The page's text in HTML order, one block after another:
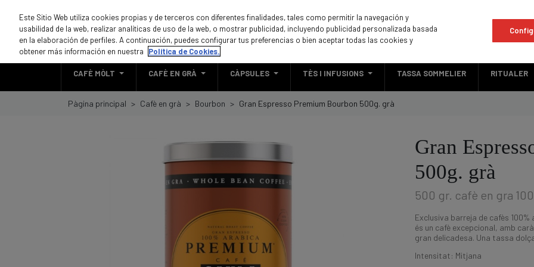
CAFÈ MÒLT CAFÈ EN GRÀ CÀPSULES TÈS I INFUSIONS TASSA SOMMELIER RITUALER
Pàgina principal Cafè en grà Bourbon Gran Espresso Premium Bourbon 500g. grà
Gran
500g. grà
500 gr. cafè en gra
Exclusiva barreja de cafès
és un cafè excepcional, amb
gran delicadesa. Una tassa
Intensitat: Mitjana
Este Sitio Web utiliza cookies propias y de terceros con diferentes finalidades, tales como permitir la navegación y
usabilidad de la web, realizar analíticas de uso de la web, o mostrar publicidad, incluyendo publicidad personalizada basada
en la elaboración de perfiles. A continuación, puedes configurar tus preferencias o bien aceptar todas las cookies y
obtener más información en nuestra
Política de Cookies.